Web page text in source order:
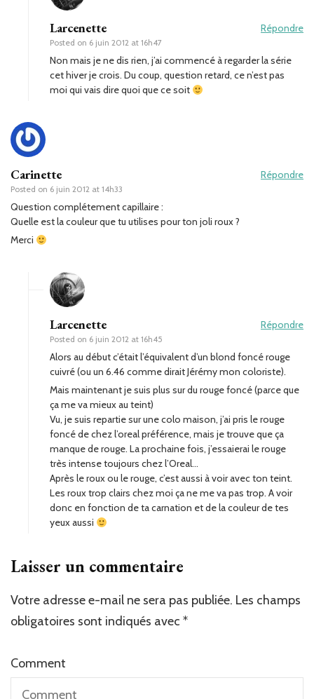
Larcenette
Posted on 6 juin 2012 at 16h47
Répondre
Non mais je ne dis rien, j’ai commencé à regarder la série
cet hiver je crois. Du coup, question retard, ce n’est pas
moi qui vais dire quoi que ce soit
Carinette
Posted on 6 juin 2012 at 14h33
Répondre
Question complétement capillaire :
Quelle est la couleur que tu utilises pour ton joli roux ?
Merci
Larcenette
Posted on 6 juin 2012 at 16h45
Répondre
Alors au début c’était l’équivalent d’un blond foncé rouge
cuivré (ou un 6.46 comme dirait Jérémy mon coloriste).
Mais maintenant je suis plus sur du rouge foncé (parce que
ça me va mieux au teint)
Vu, je suis repartie sur une colo maison, j’ai pris le rouge
foncé de chez l’oreal préférence, mais je trouve que ça
manque de rouge. La prochaine fois, j’essaierai le rouge
très intense toujours chez l’Oreal…
Après le roux ou le rouge, c’est aussi à voir avec ton teint.
Les roux trop clairs chez moi ça ne me va pas trop. A voir
donc en fonction de ta carnation et de la couleur de tes
yeux aussi
Laisser un commentaire
Votre adresse e-mail ne sera pas publiée. Les champs
obligatoires sont indiqués avec *
Comment